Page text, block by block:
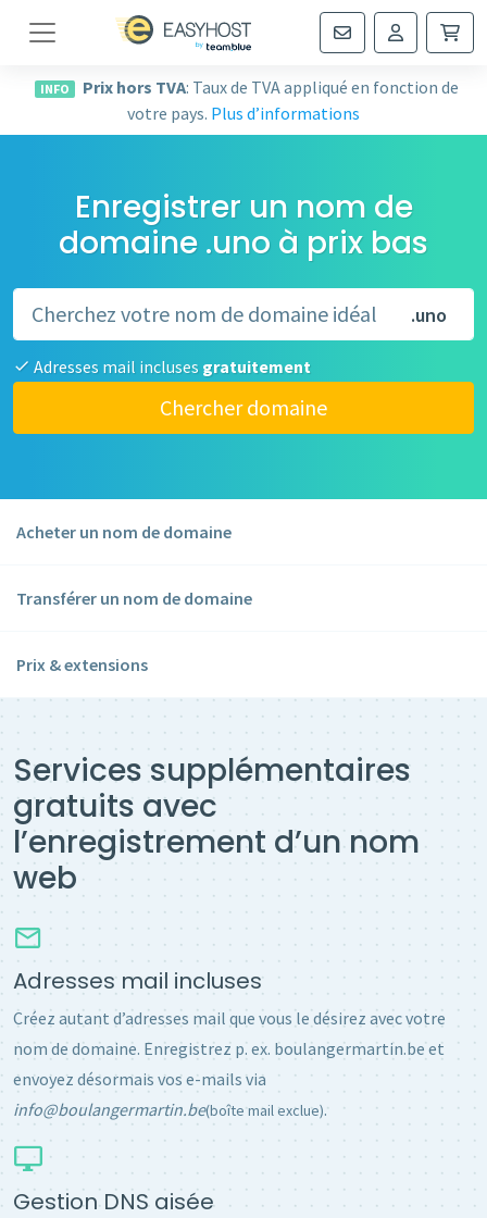
Navigation
INFO Prix hors TVA: Taux de TVA appliqué en fonction de
votre pays. Plus d’informations
Enregistrer un nom de
domaine .uno à prix bas
.uno
Adresses mail incluses gratuitement
Chercher domaine
Acheter un nom de domaine
Transférer un nom de domaine
Prix & extensions
Services supplémentaires
gratuits avec
l’enregistrement d’un nom
web
Adresses mail incluses
Créez autant d’adresses mail que vous le désirez avec votre
nom de domaine. Enregistrez p. ex. boulangermartin.be et
envoyez désormais vos e-mails via
info@boulangermartin.be(boîte mail exclue).
Gestion DNS aisée